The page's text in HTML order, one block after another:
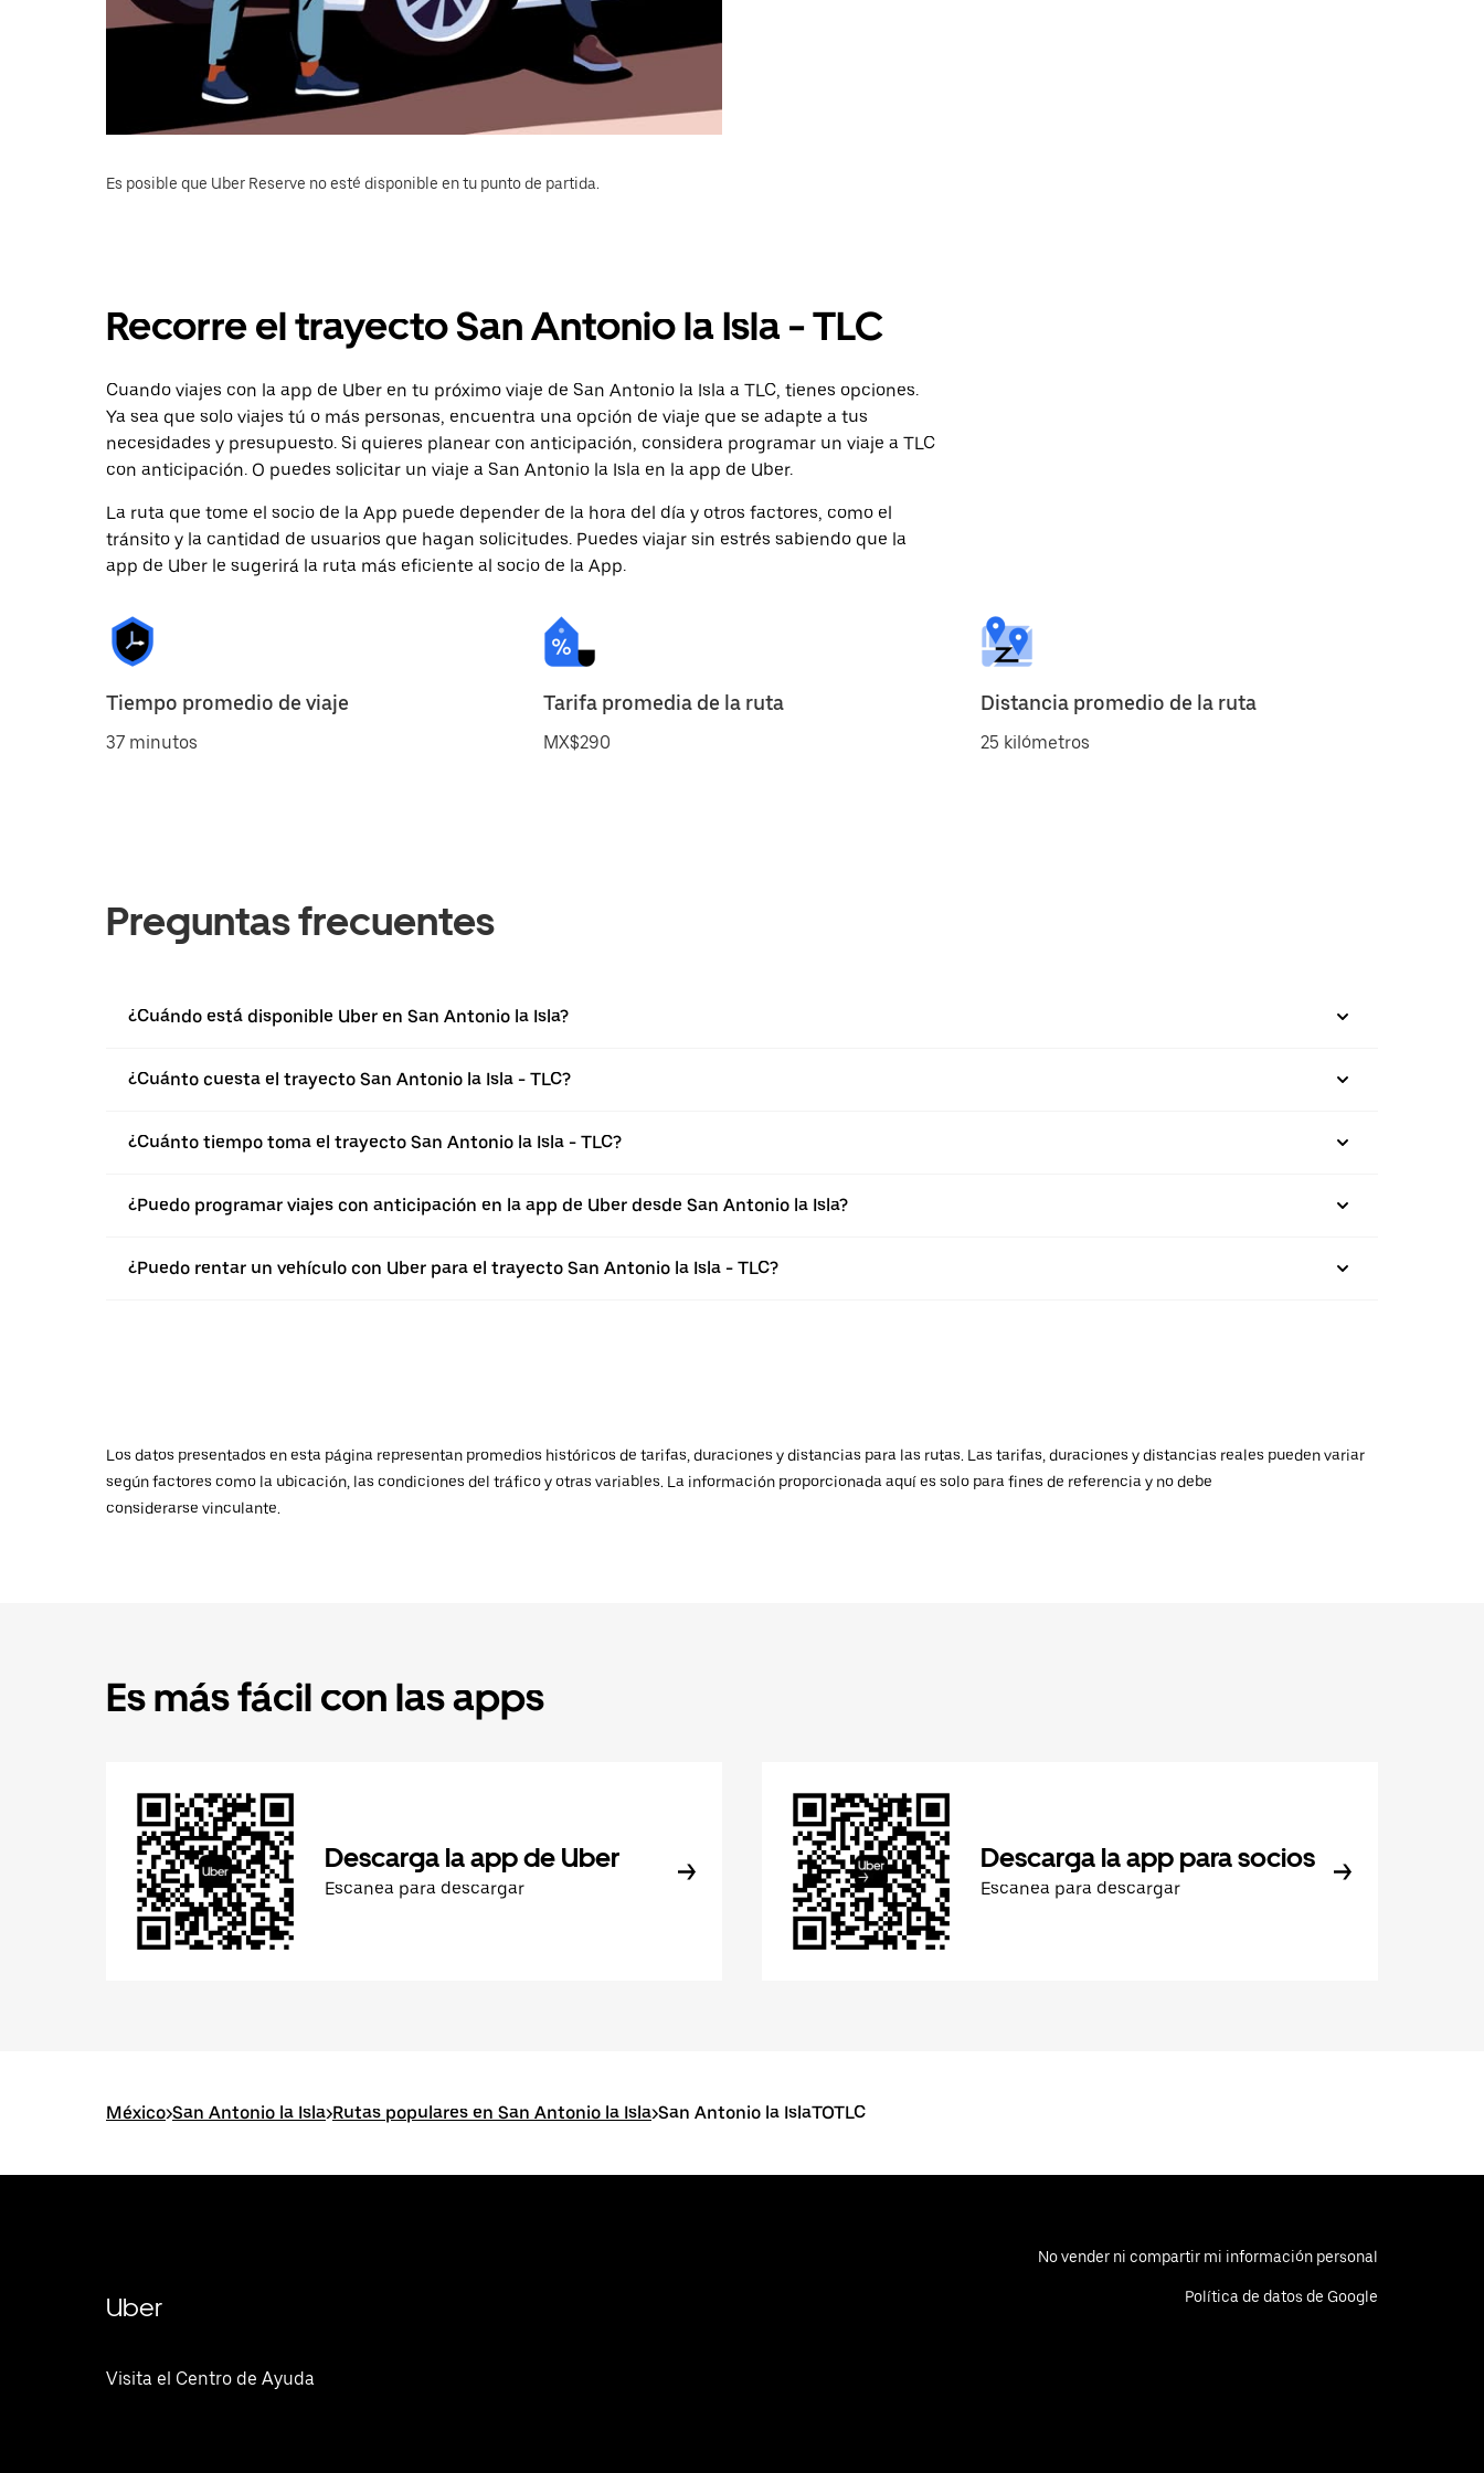
Es posible que Uber Reserve no esté disponible en tu punto de partida.
Recorre el trayecto San Antonio la Isla - TLC
Cuando viajes con la app de Uber en tu próximo viaje de San Antonio la Isla a TLC, tienes opciones.
Ya sea que solo viajes tú o más personas, encuentra una opción de viaje que se adapte a tus
necesidades y presupuesto. Si quieres planear con anticipación, considera programar un viaje a TLC
con anticipación. O puedes solicitar un viaje a San Antonio la Isla en la app de Uber.
La ruta que tome el socio de la App puede depender de la hora del día y otros factores, como el
tránsito y la cantidad de usuarios que hagan solicitudes. Puedes viajar sin estrés sabiendo que la
app de Uber le sugerirá la ruta más eficiente al socio de la App.
Tiempo promedio de viaje
37 minutos
Tarifa promedia de la ruta
MX$290
Distancia promedio de la ruta
25 kilómetros
Preguntas frecuentes
¿Cuándo está disponible Uber en San Antonio la Isla?
¿Cuánto cuesta el trayecto San Antonio la Isla - TLC?
¿Cuánto tiempo toma el trayecto San Antonio la Isla - TLC?
¿Puedo programar viajes con anticipación en la app de Uber desde San Antonio la Isla?
¿Puedo rentar un vehículo con Uber para el trayecto San Antonio la Isla - TLC?
Los datos presentados en esta página representan promedios históricos de tarifas, duraciones y distancias para las rutas. Las tarifas, duraciones y distancias reales pueden variar
según factores como la ubicación, las condiciones del tráfico y otras variables. La información proporcionada aquí es solo para fines de referencia y no debe
considerarse vinculante.
Es más fácil con las apps
Descarga la app de Uber
Escanea para descargar
Descarga la app para socios
Escanea para descargar
México>San Antonio la Isla>Rutas populares en San Antonio la Isla>San Antonio la IslaTOTLC
Uber
Visita el Centro de Ayuda
No vender ni compartir mi información personal
Política de datos de Google